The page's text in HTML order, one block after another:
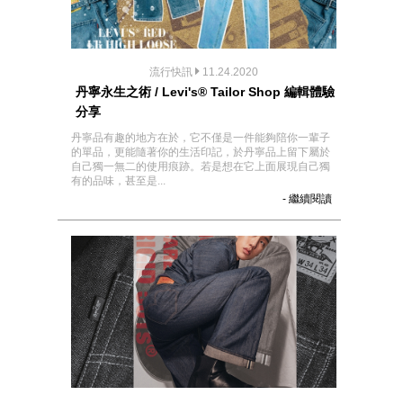
流行快訊 11.24.2020
丹寧永生之術 / Levi's® Tailor Shop 編輯體驗
分享
丹寧品有趣的地方在於，它不僅是一件能夠陪你一輩子
的單品，更能隨著你的生活印記，於丹寧品上留下屬於
自己獨一無二的使用痕跡。若是想在它上面展現自己獨
有的品味，甚至是...
- 繼續閱讀